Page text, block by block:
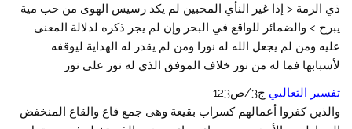
ذي الرمة < إذا غير النأي المحبين لم يكد رسيس الهوى من حب مية
يبرح > والضمائر للواقع في البحر وإن لم يجر ذكره لدلالة المعنى
عليه ومن لم يجعل الله له نورا ومن لم يقدر له الهداية ليوقفه
لأسبابها فما له من نور خلاف الموفق الذي له نور على نور
تفسير الثعالبي ج3/ص123
والذين كفروا أعمالهم كسراب بقيعة وهى جمع قاع والقاع المنخفض